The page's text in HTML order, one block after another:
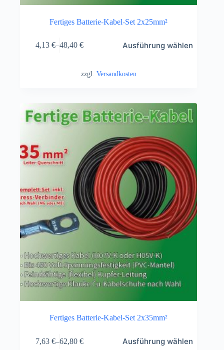
Fertiges Batterie-Kabel-Set 2x25mm²
4,13 €–48,40 € Ausführung wählen
zzgl. Versandkosten
Fertiges Batterie-Kabel-Set 2x35mm²
7,63 €–62,80 € Ausführung wählen